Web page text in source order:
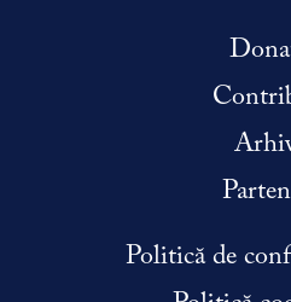
Politică de